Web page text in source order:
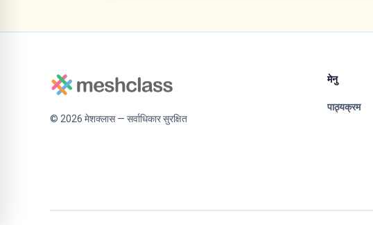
© 2026 मेशक्लास — सर्वाधिकार सुरक्षित
मेनु
पाठ्यक्रम